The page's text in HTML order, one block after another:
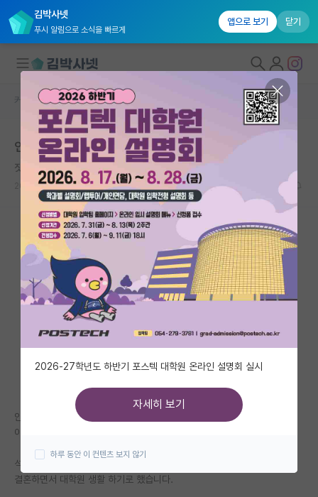
김박사넷
푸시 알림으로 소식을 빠르게
앱으로 보기 닫기
대학원생 모집
국내대학원 정보
연구실&오픈랩
커뮤니티
커뮤니티 홈
전체글보기
베스트 게시판
IF 명예의전당
자유 게시판(아무개랩)
미국 유학 게시판
미국 대학원 합격 후기 게시판
대학원 합격 후기 게시판
연구실(PI) 홍보 게시판
커뮤니티 홈 자유 게시판(아무개랩)
인건비 많이 중요하겠죠...?
짓궂은 그레고어 멘델
*
2023.09.10
20 4480
안녕하세요
이번에 대학원들어가면서 결혼 준비중인 학생입니다.
석박통합 지원 예정이고, 여자친구랑 제가 나이가 좀 있어서
결혼하면서 대학원 생활 하기로 했습니다.
2026-27학년도 하반기 포스텍 대학원 온라인 설명회 실시
자세히 보기
하루 동안 이 컨텐츠 보지 않기